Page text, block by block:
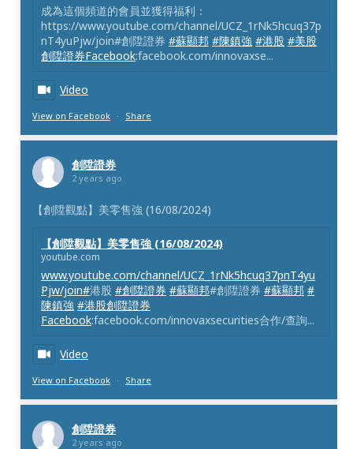
成為這個頻道的會員並獲得福利：
https://www.youtube.com/channel/UCZ_1rNk5hcuq37p
nT4yuPjw/join#創陞證券#蘇顯邦 #陳鎮強 #港股 #美股
創陞證券Facebook:facebook.com/innovaxse...
Video
View on Facebook · Share
創陞證券
2 years ago
【創陞觀點】美零售強 (16/08/2024)
【創陞觀點】美零售強 (16/08/2024)
youtube.com
www.youtube.com/channel/UCZ_1rNk5hcuq37pnT4yu
Pjw/join#港股#創陞證券 #蘇顯邦#創陞證券#蘇顯邦 #
陳鎮強 #港股創陞證券
Facebook:facebook.com/innovaxsecurities合作/查詢...
Video
View on Facebook · Share
創陞證券
2 years ago